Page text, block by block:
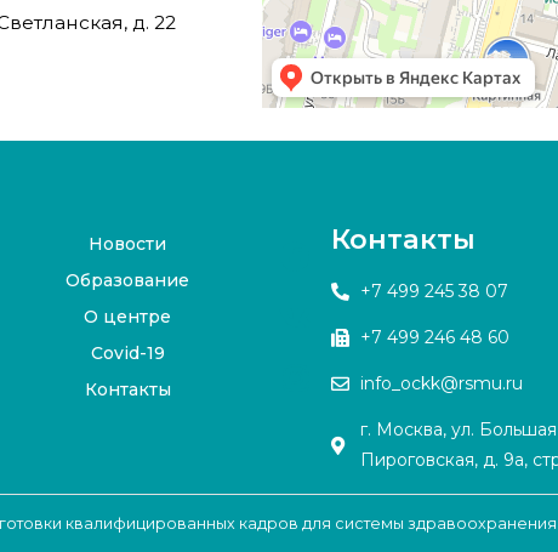
д. 22
Новости
Образование
О центре
Covid-19
Контакты
Контакты
+7 499 245 38 07
+7 499 246 48 60
info_ockk@rsmu.ru
г. Москва, ул. Большая
Пироговская, д. 9а,
квалифицированных кадров для системы здравоохранения